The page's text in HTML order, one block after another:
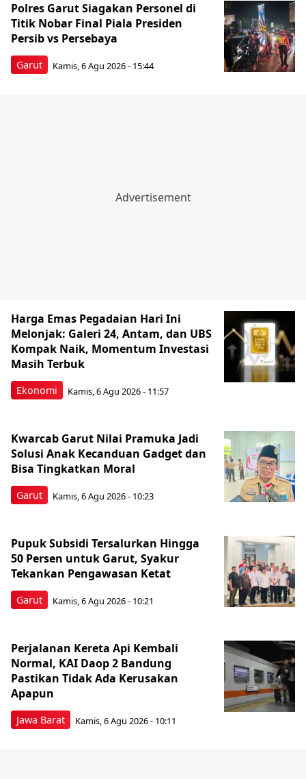
Garut
Polres Garut Siagakan Personel di
Titik Nobar Final Piala Presiden
Persib vs Persebaya
Kamis, 6 Agu 2026 - 15:44
Ekonomi
Harga Emas Pegadaian Hari Ini
Melonjak: Galeri 24, Antam, dan UBS
Kompak Naik, Momentum Investasi
Masih Terbuk
Kamis, 6 Agu 2026 - 11:57
Garut
Kwarcab Garut Nilai Pramuka Jadi
Solusi Anak Kecanduan Gadget dan
Bisa Tingkatkan Moral
Kamis, 6 Agu 2026 - 10:23
Garut
Pupuk Subsidi Tersalurkan Hingga
50 Persen untuk Garut, Syakur
Tekankan Pengawasan Ketat
Kamis, 6 Agu 2026 - 10:21
Jawa Barat
Perjalanan Kereta Api Kembali
Normal, KAI Daop 2 Bandung
Pastikan Tidak Ada Kerusakan
Apapun
Kamis, 6 Agu 2026 - 10:11